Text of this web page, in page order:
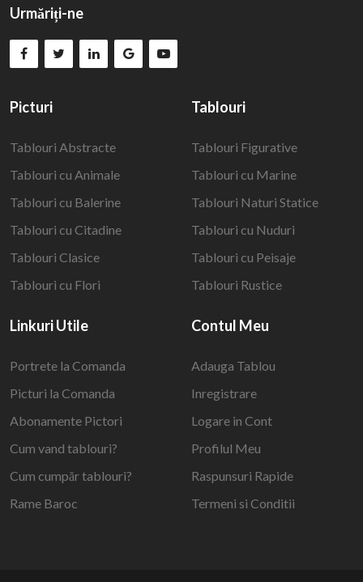
Urmăriți-ne
Picturi
Tablouri Abstracte
Tablouri cu Animale
Tablouri cu Balerine
Tablouri cu Citadine
Tablouri Clasice
Tablouri cu Flori
Tablouri
Tablouri Figurative
Tablouri cu Marine
Tablouri Naturi Statice
Tablouri cu Nuduri
Tablouri cu Peisaje
Tablouri Rustice
Linkuri Utile
Portrete la Comanda
Picturi la Comanda
Abonamente Pictori
Cum vand tablouri?
Cum cumpăr tablouri?
Rame Baroc
Contul Meu
Adauga Tablou
Inregistrare
Logare in Cont
Profilul Meu
Raspunsuri Rapide
Termeni si Conditii